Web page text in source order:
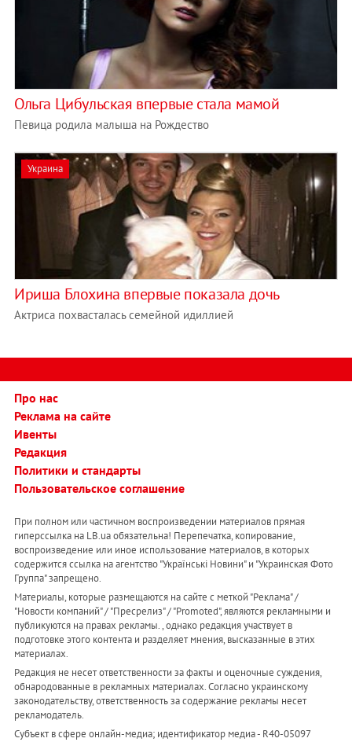
Ольга Цибульская впервые стала мамой
Певица родила малыша на Рождество
Украина
Ириша Блохина впервые показала дочь
Актриса похвасталась семейной идиллией
Про нас
Реклама на сайте
Ивенты
Редакция
Политики и стандарты
Пользовательское соглашение
При полном или частичном воспроизведении материалов прямая
гиперссылка на LB.ua обязательна! Перепечатка, копирование,
воспроизведение или иное использование материалов, в которых
содержится ссылка на агентство "Українськi Новини" и "Украинская Фото
Группа" запрещено.
Материалы, которые размещаются на сайте с меткой "Реклама" /
"Новости компаний" / "Пресрелиз" / "Promoted", являются рекламными и
публикуются на правах рекламы. , однако редакция участвует в
подготовке этого контента и разделяет мнения, высказанные в этих
материалах.
Редакция не несет ответственности за факты и оценочные суждения,
обнародованные в рекламных материалах. Согласно украинскому
законодательству, ответственность за содержание рекламы несет
рекламодатель.
Субъект в сфере онлайн-медиа; идентификатор медиа - R40-05097